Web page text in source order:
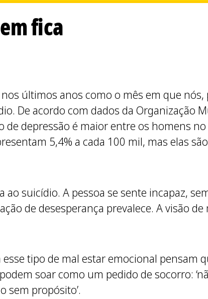
fica
últimos anos como o mês em que
De acordo com dados da Organização
depressão é maior entre os homens
5,4% a cada 100 mil, mas elas
suicídio. A pessoa se sente incapaz,
de desesperança prevalece. A visão
tipo de mal estar emocional pensam
soar como um pedido de socorro:
sem propósito’.